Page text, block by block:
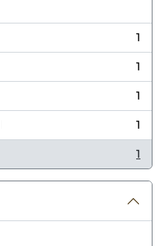
1
1
1
1
1